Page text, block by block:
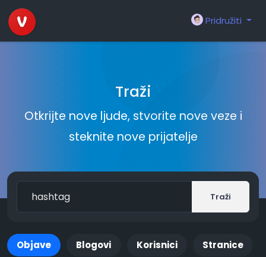
Pridružiti
Traži
Otkrijte nove ljude, stvorite nove veze i
steknite nove prijatelje
Traži
Objave Blogovi Korisnici Stranice